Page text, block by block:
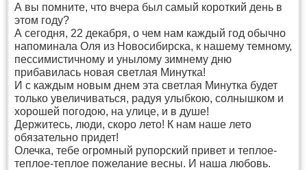
А вы помните, что вчера был самый короткий день в
этом году?
А сегодня, 22 декабря, о чем нам каждый год обычно
напоминала Оля из Новосибирска, к нашему темному,
пессимистичному и унылому зимнему дню
прибавилась новая светлая Минутка!
И с каждым новым днем эта светлая Минутка будет
только увеличиваться, радуя улыбкою, солнышком и
хорошей погодою, на улице, и в душе!
Держитесь, люди, скоро лето! К нам наше лето
обязательно придет!
Олечка, тебе огромный рупорский привет и теплое-
теплое-теплое пожелание весны. И наша любовь.